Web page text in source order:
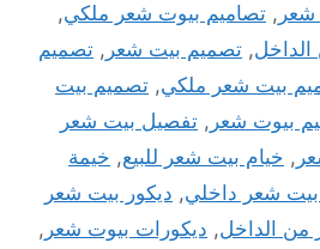
شعر , تصاميم بيوت شعر ملكي,
, تصميم بيت شعر , تصميم
بيت شعر ملكي, تصميم بيت
بيوت شعر , تفصيل بيت شعر
, خيام بيت شعر للبيع, خيمة
بيت شعر داخلي, ديكور بيت شعر
من الداخل, ديكورات بيوت شعر ,